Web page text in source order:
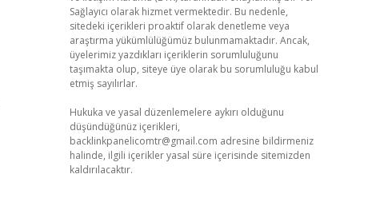
Sağlayıcı olarak hizmet vermektedir. Bu nedenle,
sitedeki içerikleri proaktif olarak denetleme veya
araştırma yükümlülüğümüz bulunmamaktadır. Ancak,
üyelerimiz yazdıkları içeriklerin sorumluluğunu
taşımakta olup, siteye üye olarak bu sorumluluğu kabul
etmiş sayılırlar.
Hukuka ve yasal düzenlemelere aykırı olduğunu
düşündüğünüz içerikleri,
backlinkpanelicomtr@gmail.com adresine bildirmeniz
halinde, ilgili içerikler yasal süre içerisinde sitemizden
kaldırılacaktır.